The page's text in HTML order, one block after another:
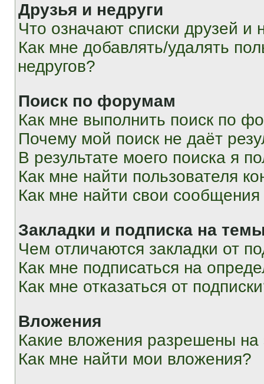
Друзья и недруги
Что означают списки друзей и
Как мне добавлять/удалять
недругов?
Поиск по форумам
Как мне выполнить поиск по
Почему мой поиск не даёт
В результате моего поиска я
Как мне найти пользователя
Как мне найти свои
Закладки и подписка на
Чем отличаются закладки от
Как мне подписаться на
Как мне отказаться от
Вложения
Какие вложения разрешены
Как мне найти мои вложения?